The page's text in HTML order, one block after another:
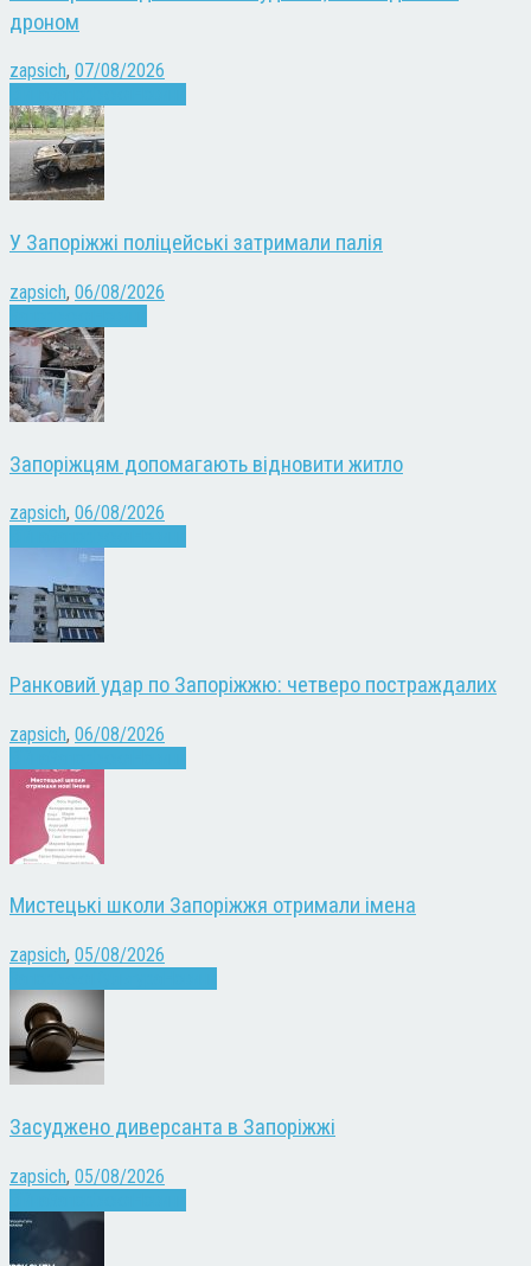
дроном
zapsich, 07/08/2026
У Запоріжжі поліцейські затримали палія
zapsich, 06/08/2026
Запоріжцям допомагають відновити житло
zapsich, 06/08/2026
Ранковий удар по Запоріжжю: четверо постраждалих
zapsich, 06/08/2026
Мистецькі школи Запоріжжя отримали імена
zapsich, 05/08/2026
Засуджено диверсанта в Запоріжжі
zapsich, 05/08/2026